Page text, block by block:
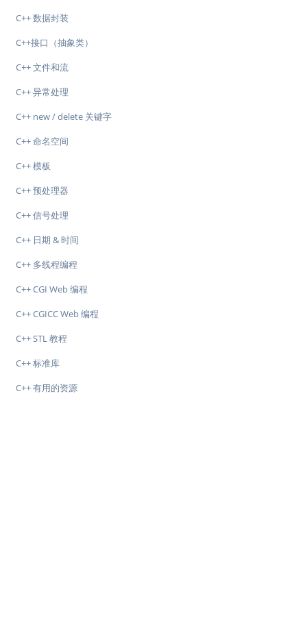
C++ 数据封装
C++接口（抽象类）
C++ 文件和流
C++ 异常处理
C++ new / delete 关键字
C++ 命名空间
C++ 模板
C++ 预处理器
C++ 信号处理
C++ 日期 & 时间
C++ 多线程编程
C++ CGI Web 编程
C++ CGICC Web 编程
C++ STL 教程
C++ 标准库
C++ 有用的资源